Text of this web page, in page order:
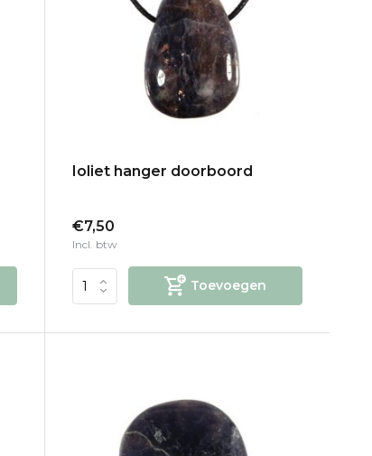
Ioliet hanger doorboord
€7,50
Incl. btw
Toevoegen